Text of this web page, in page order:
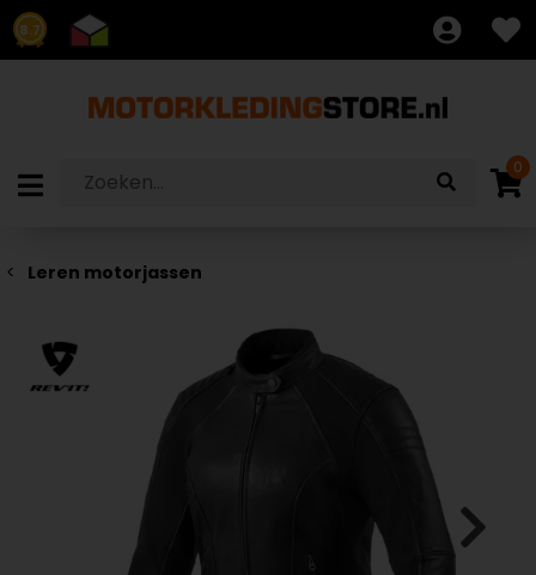
8.7
0
Leren motorjassen